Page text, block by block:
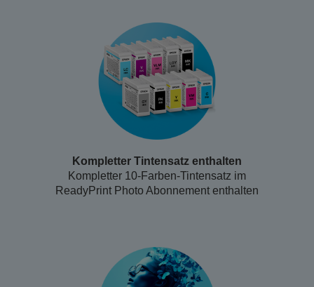
Kompletter Tintensatz enthalten
Kompletter 10-Farben-Tintensatz im
ReadyPrint Photo Abonnement enthalten